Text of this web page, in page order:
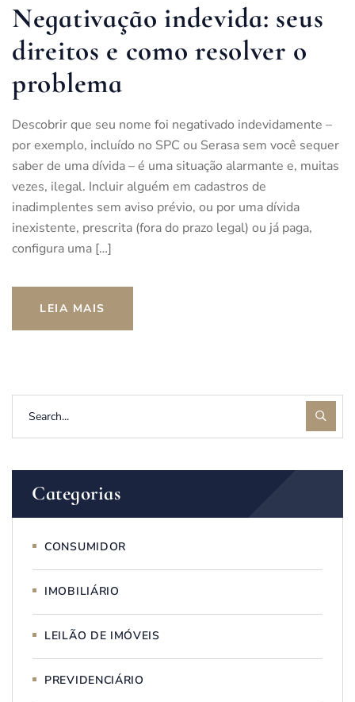
Negativação indevida: seus
direitos e como resolver o
problema
Descobrir que seu nome foi negativado indevidamente –
por exemplo, incluído no SPC ou Serasa sem você sequer
saber de uma dívida – é uma situação alarmante e, muitas
vezes, ilegal. Incluir alguém em cadastros de
inadimplentes sem aviso prévio, ou por uma dívida
inexistente, prescrita (fora do prazo legal) ou já paga,
configura uma […]
LEIA MAIS
Categorias
CONSUMIDOR
IMOBILIÁRIO
LEILÃO DE IMÓVEIS
PREVIDENCIÁRIO